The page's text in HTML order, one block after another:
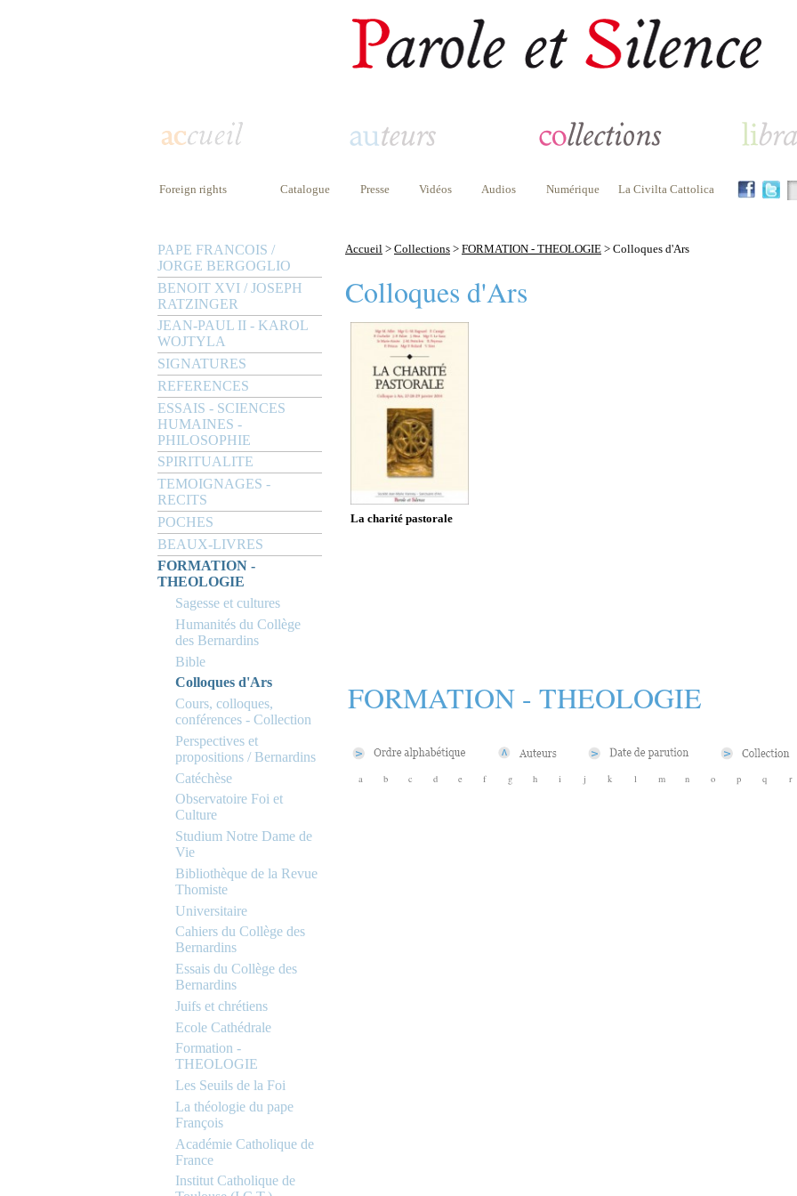
Foreign rights Catalogue Presse Vidéos Audios Numérique La Civilta Cattolica
PAPE FRANCOIS /
JORGE BERGOGLIO
BENOIT XVI / JOSEPH
RATZINGER
JEAN-PAUL II - KAROL
WOJTYLA
SIGNATURES
REFERENCES
ESSAIS - SCIENCES
HUMAINES -
PHILOSOPHIE
SPIRITUALITE
TEMOIGNAGES -
RECITS
POCHES
BEAUX-LIVRES
FORMATION -
THEOLOGIE
Sagesse et cultures
Humanités du Collège
des Bernardins
Bible
Colloques d'Ars
Cours, colloques,
conférences - Collection
Perspectives et
propositions / Bernardins
Catéchèse
Observatoire Foi et
Culture
Studium Notre Dame de
Vie
Bibliothèque de la Revue
Thomiste
Universitaire
Cahiers du Collège des
Bernardins
Essais du Collège des
Bernardins
Juifs et chrétiens
Ecole Cathédrale
Formation -
THEOLOGIE
Les Seuils de la Foi
La théologie du pape
François
Académie Catholique de
France
Institut Catholique de
Accueil > Collections > FORMATION - THEOLOGIE > Colloques d'Ars
Colloques d'Ars
La charité pastorale
FORMATION - THEOLOGIE
a b c d e f g h i j k l m n o p q r